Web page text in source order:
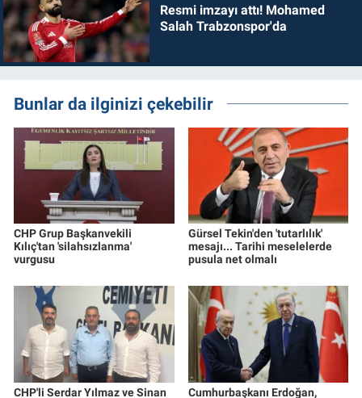
Resmi imzayı attı! Mohamed
Salah Trabzonspor'da
Bunlar da ilginizi çekebilir
CHP Grup Başkanvekili
Kılıç'tan 'silahsızlanma'
vurgusu
Gürsel Tekin'den 'tutarlılık'
mesajı... Tarihi meselelerde
pusula net olmalı
CHP'li Serdar Yılmaz ve Sinan Cumhurbaşkanı Erdoğan,